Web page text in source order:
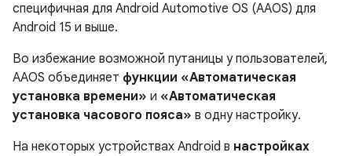
специфичная для Android Automotive OS (AAOS) для
Android 15 и выше.
Во избежание возможной путаницы у пользователей,
AAOS объединяет функции «Автоматическая
установка времени» и «Автоматическая
установка часового пояса» в одну настройку.
На некоторых устройствах Android в настройках